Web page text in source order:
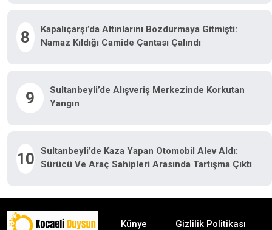
8
Kapalıçarşı’da Altınlarını Bozdurmaya Gitmişti:
Namaz Kıldığı Camide Çantası Çalındı
9
Sultanbeyli’de Alışveriş Merkezinde Korkutan
Yangın
10
Sultanbeyli’de Kaza Yapan Otomobil Alev Aldı:
Sürücü Ve Araç Sahipleri Arasında Tartışma Çıktı
Künye Gizlilik Politikası